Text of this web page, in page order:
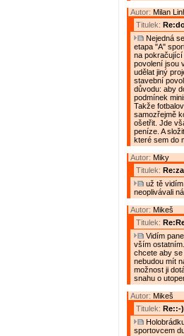
Autor: Milan
Titulek:
Nejedná
etapa "A"
na pokračující
povolení jsou
udělat jiný
stavební
důvodu: aby
podmínek
Takže
samozřejmě
ošetřit. Jde
peníze. A
které sem do
Autor: Miky
Titulek:
už tě
neoplivávali
Autor: Mikeš
Titulek:
Vidím
vším
chcete aby se
nebudou mít
možnost ji
snahu o
Autor: Mikeš
Titulek: Re::-)
sportovcem